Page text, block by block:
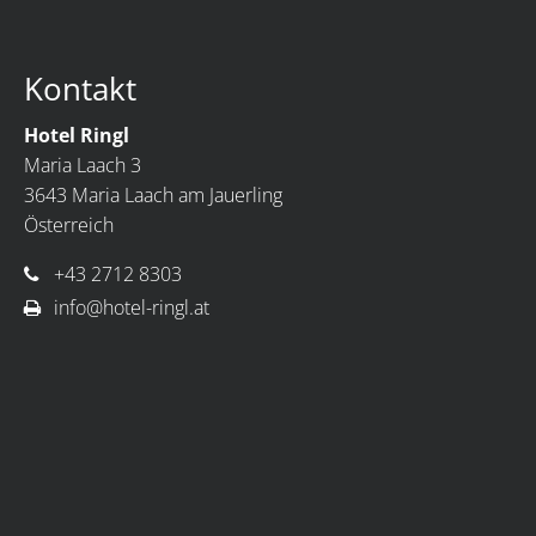
Kontakt
Hotel Ringl
Maria Laach 3
3643 Maria Laach am Jauerling
Österreich
+43 2712 8303
info@hotel-ringl.at